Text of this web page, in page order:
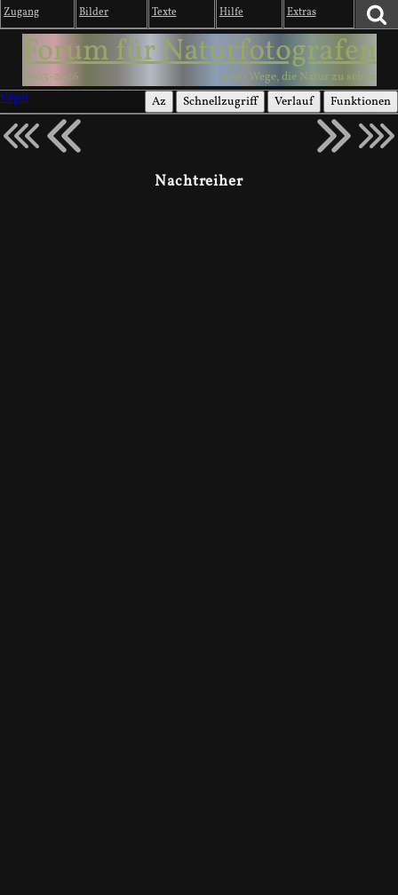
Zugang Bilder Texte Hilfe Extras
Forum für Naturfotografen
2003-2026
1000 Wege, die Natur zu sehen
Vögel
Az Schnellzugriff Verlauf Funktionen
Nachtreiher